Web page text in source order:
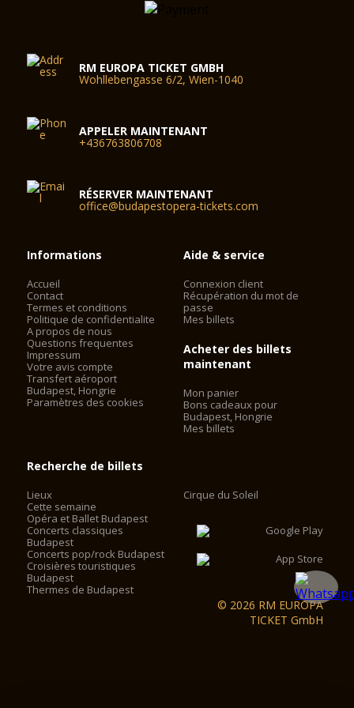
RM EUROPA TICKET GMBH
Wohllebengasse 6/2, Wien-1040
APPELER MAINTENANT
+436763806708
RÉSERVER MAINTENANT
office@budapestopera-tickets.com
Informations
Accueil
Contact
Termes et conditions
Politique de confidentialite
A propos de nous
Questions frequentes
Impressum
Votre avis compte
Transfert aéroport
Budapest, Hongrie
Paramètres des cookies
Aide & service
Connexion client
Récupération du mot de
passe
Mes billets
Acheter des billets
maintenant
Mon panier
Bons cadeaux pour
Budapest, Hongrie
Mes billets
Recherche de billets
Lieux
Cette semaine
Opéra et Ballet Budapest
Concerts classiques
Budapest
Concerts pop/rock Budapest
Croisières touristiques
Budapest
Thermes de Budapest
Cirque du Soleil
© 2026 RM EUROPA
TICKET GmbH